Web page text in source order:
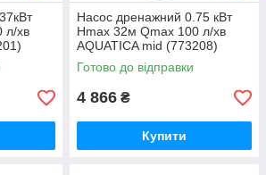
л/хв
Насос дренажний 0.75 кВт
Hmax 32м Qmax 100 л/хв
AQUATICA mid (773208)
Готово до відправки
4 866 ₴
Купити